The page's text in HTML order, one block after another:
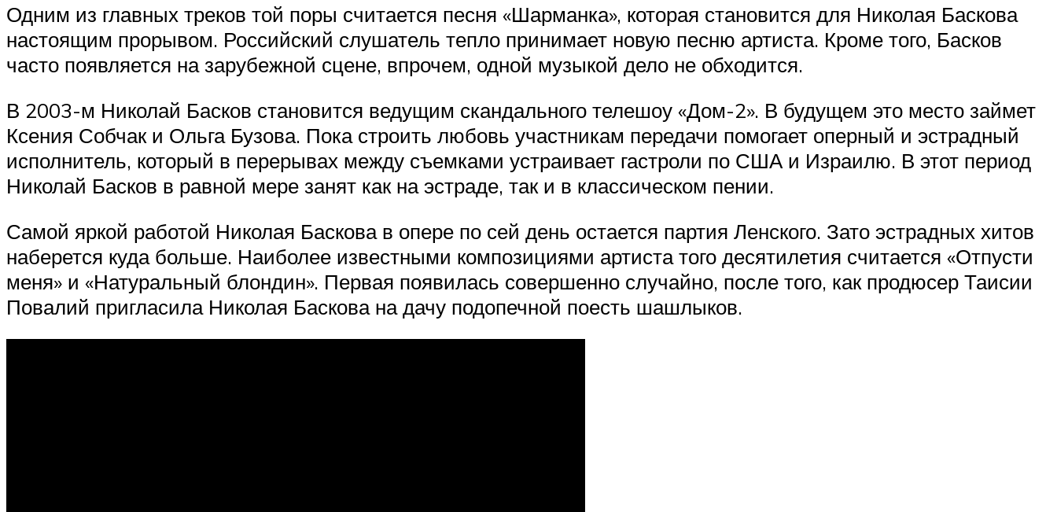
Одним из главных треков той поры считается песня «Шарманка», которая становится для Николая Баскова
настоящим прорывом. Российский слушатель тепло принимает новую песню артиста. Кроме того, Басков
часто появляется на зарубежной сцене, впрочем, одной музыкой дело не обходится.
В 2003-м Николай Басков становится ведущим скандального телешоу «Дом-2». В будущем это место займет
Ксения Собчак и Ольга Бузова. Пока строить любовь участникам передачи помогает оперный и эстрадный
исполнитель, который в перерывах между съемками устраивает гастроли по США и Израилю. В этот период
Николай Басков в равной мере занят как на эстраде, так и в классическом пении.
Самой яркой работой Николая Баскова в опере по сей день остается партия Ленского. Зато эстрадных хитов
наберется куда больше. Наиболее известными композициями артиста того десятилетия считается «Отпусти
меня» и «Натуральный блондин». Первая появилась совершенно случайно, после того, как продюсер Таисии
Повалий пригласила Николая Баскова на дачу подопечной поесть шашлыков.